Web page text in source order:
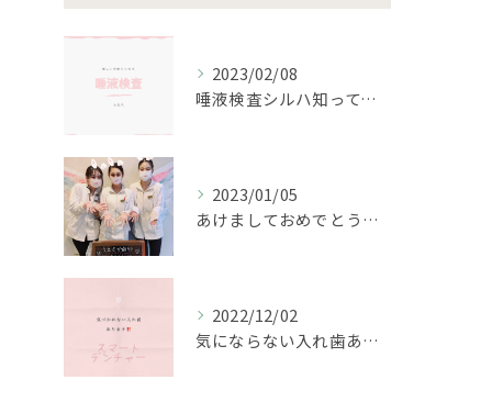
2023/02/08
唾液検査シルハ知ってますか？？
2023/01/05
あけましておめでとうございます。
2022/12/02
気にならない入れ歯あります‼️